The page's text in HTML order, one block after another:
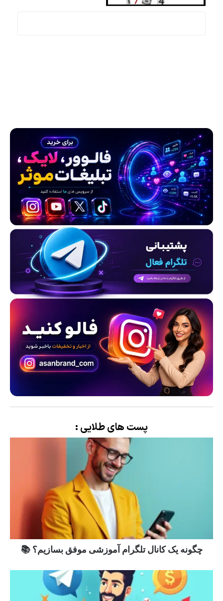
پست های طلایی :
چگونه یک کانال تلگرام آموزشی موفق بسازیم؟ 📚